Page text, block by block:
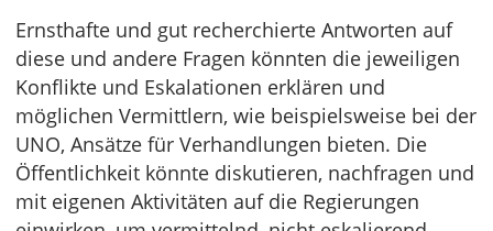
Ernsthafte und gut recherchierte Antworten auf
diese und andere Fragen könnten die jeweiligen
Konflikte und Eskalationen erklären und
möglichen Vermittlern, wie beispielsweise bei der
UNO, Ansätze für Verhandlungen bieten. Die
Öffentlichkeit könnte diskutieren, nachfragen und
mit eigenen Aktivitäten auf die Regierungen